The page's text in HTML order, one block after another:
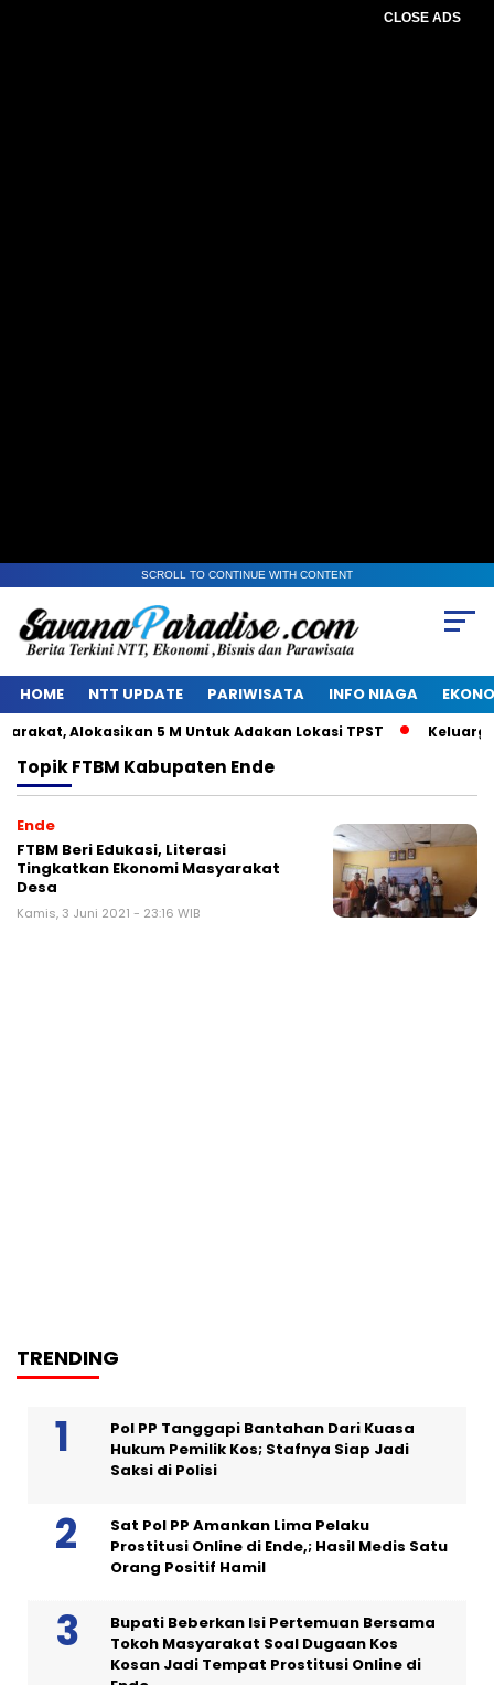
CLOSE ADS
SCROLL TO CONTINUE WITH CONTENT
HOME NTT UPDATE PARIWISATA INFO NIAGA
Alokasikan 5 M Untuk Adakan Lokasi TPST Keluarga
TopikFTBM Kabupaten Ende
Ende
FTBM Beri Edukasi, Literasi
Tingkatkan Ekonomi Masyarakat
Desa
Kamis, 3 Juni 2021 - 23:16 WIB
TRENDING
Pol PP Tanggapi Bantahan Dari Kuasa
Hukum Pemilik Kos; Stafnya Siap Jadi
Saksi di Polisi
Sat Pol PP Amankan Lima Pelaku
Prostitusi Online di Ende,; Hasil Medis Satu
Orang Positif Hamil
Bupati Beberkan Isi Pertemuan Bersama
Tokoh Masyarakat Soal Dugaan Kos
Kosan Jadi Tempat Prostitusi Online di